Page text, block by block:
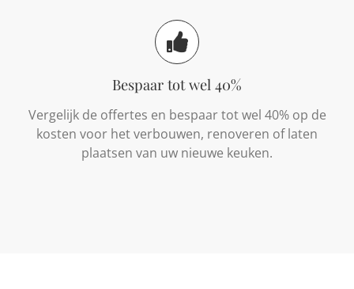
Bespaar tot wel 40%
Vergelijk de offertes en bespaar tot wel 40% op de
kosten voor het verbouwen, renoveren of laten
plaatsen van uw nieuwe keuken.